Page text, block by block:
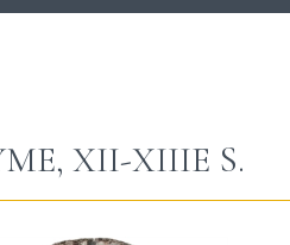
XII-XIIIE S.